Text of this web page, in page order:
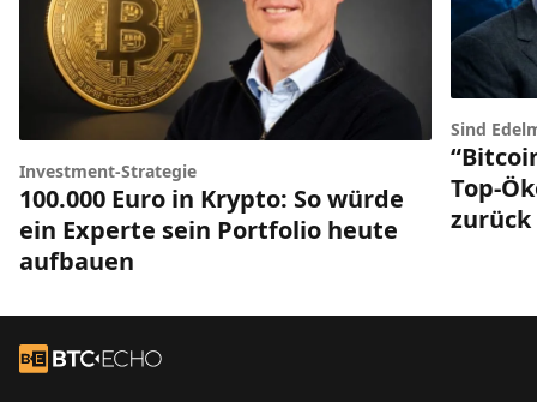
Investment-Strategie
100.000 Euro in Krypto: So würde
ein Experte sein Portfolio heute
aufbauen
Sind
Top-
zurück
Zur Startseite